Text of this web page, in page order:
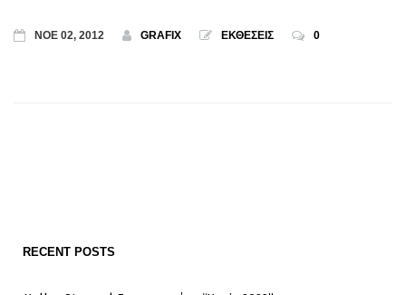
ΝΟΕ 02, 2012 GRAFIX ΕΚΘΕΣΕΙΣ 0
RECENT POSTS